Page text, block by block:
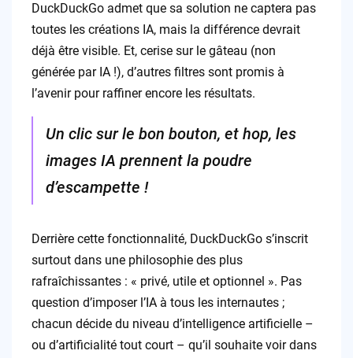
DuckDuckGo admet que sa solution ne captera pas
toutes les créations IA, mais la différence devrait
déjà être visible. Et, cerise sur le gâteau (non
générée par IA !), d’autres filtres sont promis à
l’avenir pour raffiner encore les résultats.
Un clic sur le bon bouton, et hop, les
images IA prennent la poudre
d’escampette !
Derrière cette fonctionnalité, DuckDuckGo s’inscrit
surtout dans une philosophie des plus
rafraîchissantes : « privé, utile et optionnel ». Pas
question d’imposer l’IA à tous les internautes ;
chacun décide du niveau d’intelligence artificielle –
ou d’artificialité tout court – qu’il souhaite voir dans